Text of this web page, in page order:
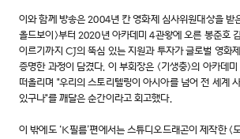
이와 함께 방송은 2004년 칸 영화제 심사위원대상을 받
올드보이>부터 2020년 아카데미 4관왕에 오른 봉준호
이르기까지 CJ의 뚝심 있는 지원과 투자가 글로벌 영화
증명한 과정이 담겼다. 이 부회장은 <기생충>의 아카데
떠올리며 "우리의 스토리텔링이 아시아를 넘어 전 세계
있구나"를 깨달은 순간이라고 회고했다.
이 밖에도 ‘K필름’편에서는 스튜디오드래곤이 제작한 <